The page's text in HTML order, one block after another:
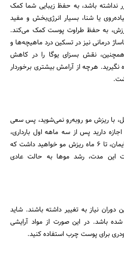
جستجو
نداشته باشد، به حفظ زیبایی شما کمک
و نیم پیاده‌روی یا شنا، بسیار انرژی‌بخش و مفید
به حفظ طراوت پوست کمک می‌کند.
درمانی نیز در تسکین درد ماهیچه‌ها و
همچنین، نقش بسزای یوگا را در کاهش
هرچه از آرامش بیشتری برخوردار
با ریزش مو روبه‌رو نمی‌شوید، پس سعی
دارید پس از سه ماهه اول بارداری،
موهایتان را رنگ کنید. اما پس از زایمان، تا 6 ماه ریزش مو خواهید داشت که
این مدت، رشد موها به حالت عادی
نیاز به تغییر داشته باشند. شاید
باشد. در این صورت از مواد آرایشی
برای پوست چرب استفاده کنید.